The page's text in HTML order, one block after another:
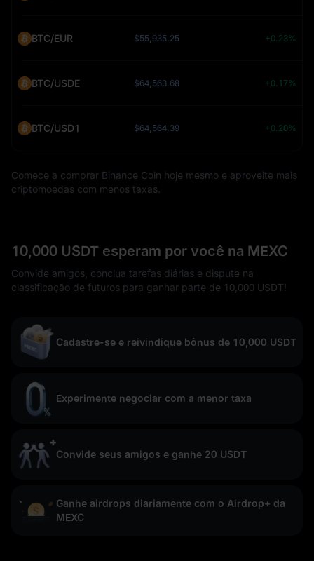
BTC/EUR $55,935.25 +0.23%
BTC/USDE $64,563.68 +0.17%
BTC/USD1 $64,564.39 +0.20%
Comece a comprar Binance Coin hoje mesmo e aproveite mais
criptomoedas com menos taxas.
10,000 USDT esperam por você na MEXC
Convide amigos, conclua tarefas diárias e dispute na
classificação de futuros para ganhar parte de 10,000 USDT!
Cadastre-se e reivindique bônus de 10,000 USDT
Experimente negociar com a menor taxa
Convide seus amigos e ganhe 20 USDT
Ganhe airdrops diariamente com o Airdrop+ da
MEXC